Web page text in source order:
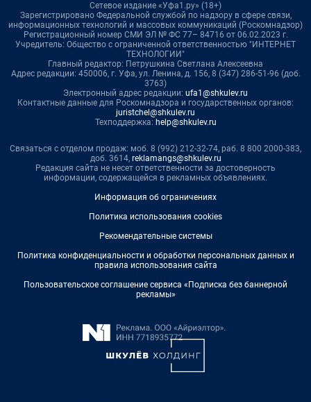
Сетевое издание «Уфа1.ру» (18+)
Зарегистрировано Федеральной службой по надзору в сфере связи,
информационных технологий и массовых коммуникаций (Роскомнадзор)
Регистрационный номер СМИ ЭЛ № ФС 77– 84716 от 06.02.2023 г.
Учредитель: Общество с ограниченной ответственностью "ИНТЕРНЕТ
ТЕХНОЛОГИИ"
Главный редактор: Петрушкина Светлана Алексеевна
Адрес редакции: 450006, г. Уфа, ул. Ленина, д. 156, 8 (347) 286-51-96 (доб.
3763)
Электронный адрес редакции: ufa1@shkulev.ru
Контактные данные для Роскомнадзора и государственных органов:
juristchel@shkulev.ru
Техподдержка: help@shkulev.ru
Связаться с отделом продаж: моб. 8 (992) 212-32-74, раб. 8 800 2000-383,
доб. 3614, reklamangs@shkulev.ru
Редакция сайта не несет ответственности за достоверность
информации, содержащейся в рекламных объявлениях.
Информация об ограничениях
Политика использования cookies
Рекомендательные системы
Политика конфиденциальности и обработки персональных данных и
правила использования сайта
Пользовательское соглашение сервиса «Подписка без баннерной
рекламы»